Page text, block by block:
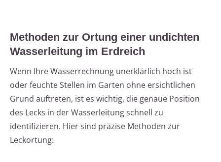
Methoden zur Ortung einer undichten
Wasserleitung im Erdreich
Wenn Ihre Wasserrechnung unerklärlich hoch ist
oder feuchte Stellen im Garten ohne ersichtlichen
Grund auftreten, ist es wichtig, die genaue Position
des Lecks in der Wasserleitung schnell zu
identifizieren. Hier sind präzise Methoden zur
Leckortung: